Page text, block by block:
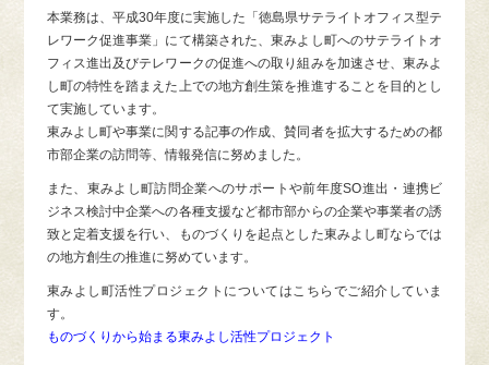
本業務は、平成30年度に実施した「徳島県サテライトオフィス型テ
レワーク促進事業」にて構築された、東みよし町へのサテライトオ
フィス進出及びテレワークの促進への取り組みを加速させ、東みよ
し町の特性を踏まえた上での地⽅創⽣策を推進することを⽬的とし
て実施しています。
東みよし町や事業に関する記事の作成、賛同者を拡大するための都
市部企業の訪問等、情報発信に努めました。
また、東みよし町訪問企業へのサポートや前年度SO進出・連携ビ
ジネス検討中企業への各種⽀援など都市部からの企業や事業者の誘
致と定着支援を行い、ものづくりを起点とした東みよし町ならでは
の地⽅創⽣の推進に努めています。
東みよし町活性プロジェクトについてはこちらでご紹介していま
す。
ものづくりから始まる東みよし活性プロジェクト